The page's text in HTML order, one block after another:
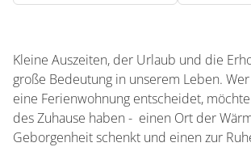
Kleine Auszeiten, der Urlaub und die
große Bedeutung in unserem Leben.
eine Ferienwohnung entscheidet,
des Zuhause haben - einen Ort der
Geborgenheit schenkt und einen zur